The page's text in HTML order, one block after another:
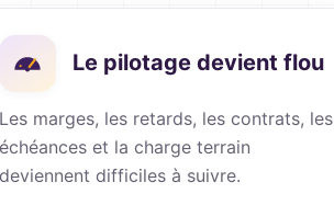
Le pilotage devient flou
Les marges, les retards, les contrats, les
échéances et la charge terrain
deviennent difficiles à suivre.